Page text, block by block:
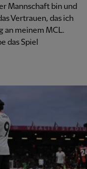
Mannschaft bin und
Vertrauen, das ich
an meinem MCL.
das Spiel